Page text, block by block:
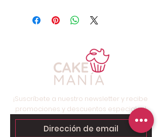
¡Suscríbete a nuestro newsletter y recibe
promociones y descuentos especiales!